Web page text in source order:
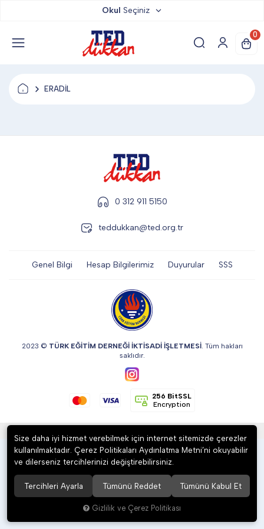
TED YAYINLARI
BLOKNOT & DEFTER
KALEM & KALEM SETİ
TERMOS & FİNCAN
Okul Seçiniz
0
ERADİL
0 312 911 5150
teddukkan@ted.org.tr
Genel Bilgi Hesap Bilgilerimiz Duyurular SSS
2023 © TÜRK EĞİTİM DERNEĞİ İKTİSADİ İŞLETMESİ. Tüm hakları
saklıdır.
256 BitSSL
Encryption
Size daha iyi hizmet verebilmek için internet sitemizde çerezler
kullanılmaktadır. Çerez Politikaları Aydınlatma Metni’ni okuyabilir
ve dilerseniz tercihlerinizi değiştirebilirsiniz.
Tercihleri Ayarla Tümünü Reddet Tümünü Kabul Et
Gizlilik ve Çerez Politikası